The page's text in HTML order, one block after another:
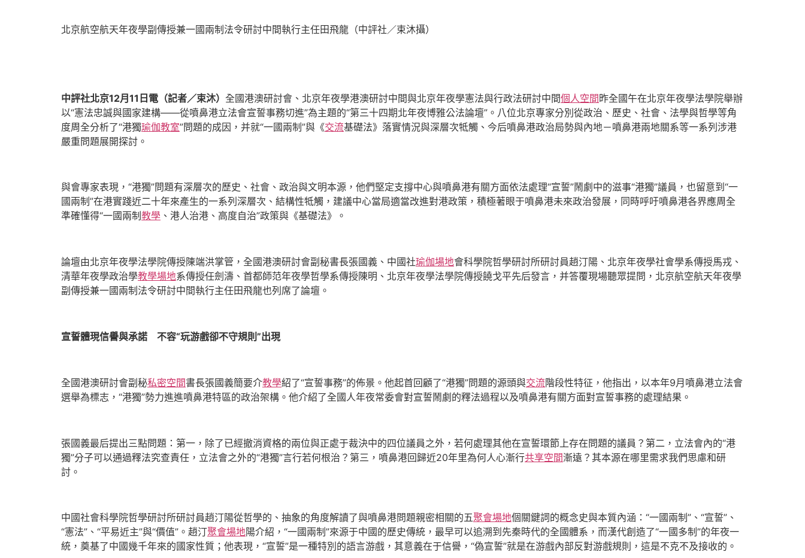
北京航空航天年夜學副傳授兼一國兩制法令研討中間執行主任田飛龍（中評社／束沐攝）
中評社北京12月11日電（記者／束沐） 全國港澳研討會、北京年夜學港澳研討中間與北京年夜學憲法與行政法研討中間個人空間昨全國午在北京年夜學法學院舉辦
以“憲法忠誠與國家建構——從噴鼻港立法會宣誓事務切進”為主題的“第三十四期北年夜博雅公法論壇”。八位北京專家分別從政治、歷史、社會、法學與哲學等角
度周全分析了“港獨瑜伽教室”問題的成因，并就“一國兩制”與《交流基礎法》落實情況與深層次牴觸、今后噴鼻港政治局勢與內地－噴鼻港兩地關系等一系列涉港
嚴重問題展開探討。
與會專家表現，“港獨”問題有深層次的歷史、社會、政治與文明本源，他們堅定支撐中心與噴鼻港有關方面依法處理“宣誓”鬧劇中的滋事“港獨”議員，也留意到“一
國兩制”在港實踐近二十年來產生的一系列深層次、結構性牴觸，建議中心當局適當改進對港政策，積極著眼于噴鼻港未來政治發展，同時呼吁噴鼻港各界應周全
準確懂得“一國兩制 教學 、港人治港、高度自治”政策與《基礎法》。
論壇由北京年夜學法學院傳授陳端洪掌管，全國港澳研討會副秘書長張國義、中國社瑜伽場地會科學院哲學研討所研討員趙汀陽、北京年夜學社會學系傳授馬戎、
清華年夜學政治學教學場地系傳授任劍濤、首都師范年夜學哲學系傳授陳明、北京年夜學法學院傳授饒戈平先后發言，并答覆現場聽眾提問，北京航空航天年夜學
副傳授兼一國兩制法令研討中間執行主任田飛龍也列席了論壇。
宣誓體現信譽與承諾 不容“玩游戲卻不守規則”出現
全國港澳研討會副秘私密空間書長張國義簡要介教學紹了“宣誓事務”的佈景。他起首回顧了“港獨”問題的源頭與交流階段性特征，他指出，以本年9月噴鼻港立法會
選舉為標志，“港獨”勢力進進噴鼻港特區的政治架構。他介紹了全國人年夜常委會對宣誓鬧劇的釋法過程以及噴鼻港有關方面對宣誓事務的處理結果。
張國義最后提出三點問題：第一，除了已經撤消資格的兩位與正處于裁決中的四位議員之外，若何處理其他在宣誓環節上存在問題的議員？第二，立法會內的“港
獨”分子可以通過釋法究查責任，立法會之外的“港獨”言行若何根治？第三，噴鼻港回歸近20年里為何人心漸行共享空間漸遠？其本源在哪里需求我們思慮和研
討。
中國社會科學院哲學研討所研討員趙汀陽從哲學的、抽象的角度解讀了與噴鼻港問題親密相關的五聚會場地個關鍵詞的概念史與本質內涵：“一國兩制”、“宣誓”、
“憲法”、“平易近主”與“價值”。趙汀聚會場地陽介紹，“一國兩制”來源于中國的歷史傳統，最早可以追溯到先秦時代的全國體系，而漢代創造了“一國多制”的年夜一
統，奠基了中國幾千年來的國家性質；他表現，“宣誓”是一種特別的語言游戲，其意義在于信譽，“偽宣誓”就是在游戲內部反對游戲規則，這是不克不及接收的。